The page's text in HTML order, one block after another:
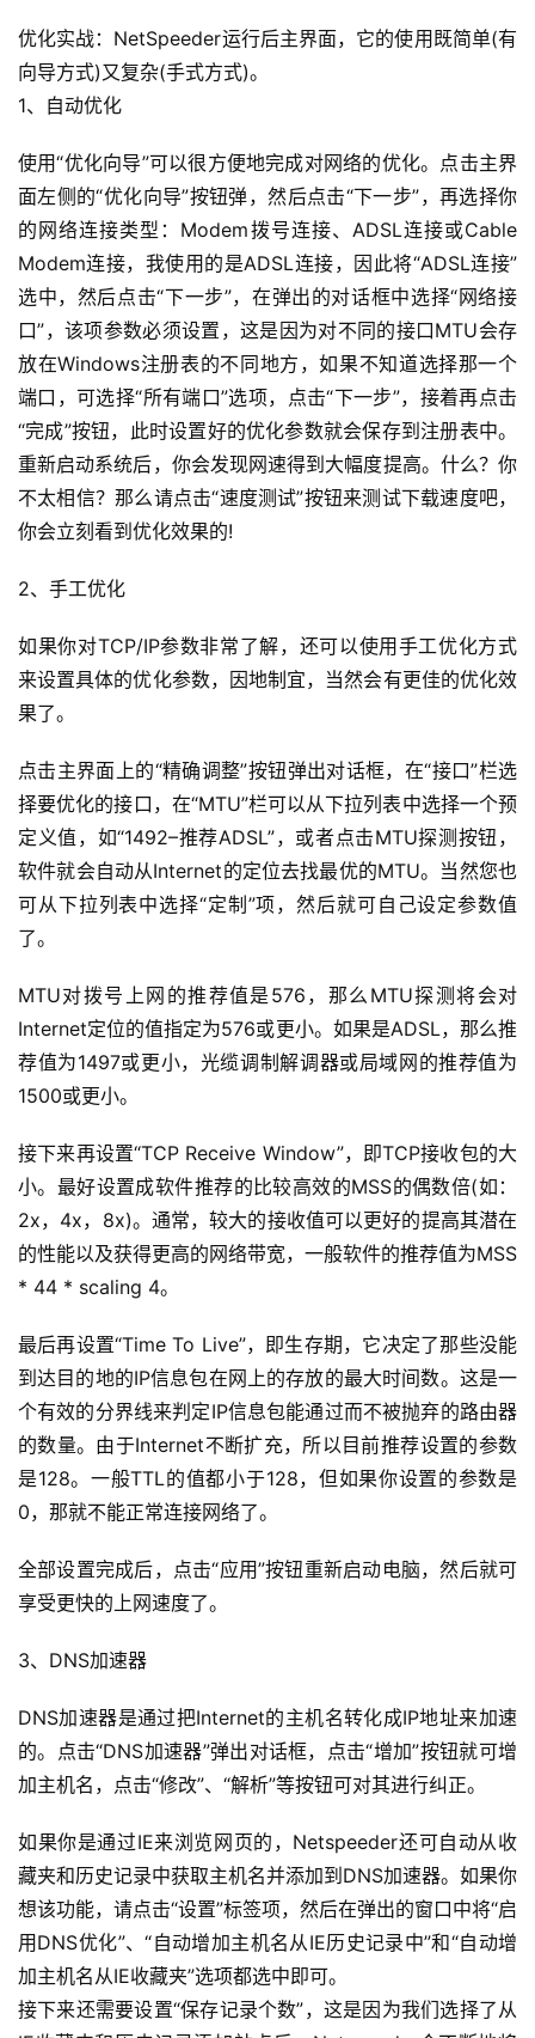
告
问
答
社
优
速
动
态
登录 注册
优化实战：NetSpeeder运行后主界面，它的使用既简单(有
向导方式)又复杂(手式方式)。
1、自动优化
使用“优化向导”可以很方便地完成对网络的优化。点击主界
面左侧的“优化向导”按钮弹，然后点击“下一步”，再选择你
的网络连接类型：Modem拨号连接、ADSL连接或Cable
Modem连接，我使用的是ADSL连接，因此将“ADSL连接”
选中，然后点击“下一步”，在弹出的对话框中选择“网络接
口”，该项参数必须设置，这是因为对不同的接口MTU会存
放在Windows注册表的不同地方，如果不知道选择那一个
端口，可选择“所有端口”选项，点击“下一步”，接着再点击
“完成”按钮，此时设置好的优化参数就会保存到注册表中。
重新启动系统后，你会发现网速得到大幅度提高。什么？你
不太相信？那么请点击“速度测试”按钮来测试下载速度吧，
你会立刻看到优化效果的!
2、手工优化
如果你对TCP/IP参数非常了解，还可以使用手工优化方式
来设置具体的优化参数，因地制宜，当然会有更佳的优化效
果了。
点击主界面上的“精确调整”按钮弹出对话框，在“接口”栏选
择要优化的接口，在“MTU”栏可以从下拉列表中选择一个预
定义值，如“1492–推荐ADSL”，或者点击MTU探测按钮，
软件就会自动从Internet的定位去找最优的MTU。当然您也
可从下拉列表中选择“定制”项，然后就可自己设定参数值
了。
MTU对拨号上网的推荐值是576，那么MTU探测将会对
Internet定位的值指定为576或更小。如果是ADSL，那么推
荐值为1497或更小，光缆调制解调器或局域网的推荐值为
1500或更小。
接下来再设置“TCP Receive Window”，即TCP接收包的大
小。最好设置成软件推荐的比较高效的MSS的偶数倍(如：
2x，4x，8x)。通常，较大的接收值可以更好的提高其潜在
的性能以及获得更高的网络带宽，一般软件的推荐值为MSS
* 44 * scaling 4。
最后再设置“Time To Live”，即生存期，它决定了那些没能
到达目的地的IP信息包在网上的存放的最大时间数。这是一
个有效的分界线来判定IP信息包能通过而不被抛弃的路由器
的数量。由于Internet不断扩充，所以目前推荐设置的参数
是128。一般TTL的值都小于128，但如果你设置的参数是
0，那就不能正常连接网络了。
全部设置完成后，点击“应用”按钮重新启动电脑，然后就可
享受更快的上网速度了。
3、DNS加速器
DNS加速器是通过把Internet的主机名转化成IP地址来加速
的。点击“DNS加速器”弹出对话框，点击“增加”按钮就可增
加主机名，点击“修改”、“解析”等按钮可对其进行纠正。
如果你是通过IE来浏览网页的，Netspeeder还可自动从收
藏夹和历史记录中获取主机名并添加到DNS加速器。如果你
想该功能，请点击“设置”标签项，然后在弹出的窗口中将“启
用DNS优化”、“自动增加主机名从IE历史记录中”和“自动增
加主机名从IE收藏夹”选项都选中即可。
接下来还需要设置“保存记录个数”，这是因为我们选择了从